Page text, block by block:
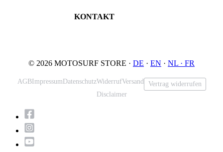
KONTAKT
© 2026 MOTOSURF STORE · DE · EN · NL · FR
AGBImpressum DatenschutzWiderrufVersand
Vertrag widerrufen
Disclaimer